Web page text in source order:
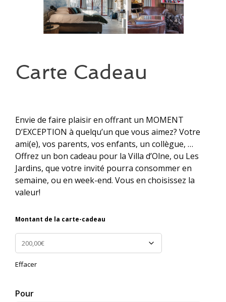
Carte Cadeau
Envie de faire plaisir en offrant un MOMENT
D’EXCEPTION à quelqu’un que vous aimez? Votre
ami(e), vos parents, vos enfants, un collègue, …
Offrez un bon cadeau pour la Villa d’Olne, ou Les
Jardins, que votre invité pourra consommer en
semaine, ou en week-end. Vous en choisissez la
valeur!
Montant de la carte-cadeau
Effacer
Pour